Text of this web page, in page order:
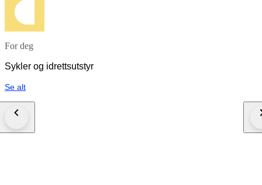
For deg
Sykler og idrettsutstyr
Se alt